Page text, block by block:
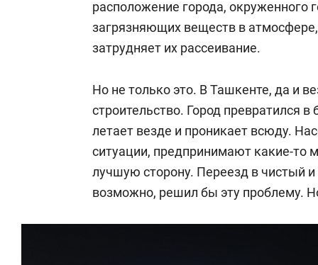
расположение города, окруженного
загрязняющих веществ в
затрудняет их рассеивание.
Но не только это. В Ташкенте, да и
строительство. Город превратился
летает везде и проникает всюду.
ситуации, предпринимают какие-то
лучшую сторону. Переезд в чистый
возможно, решил бы эту проблему.